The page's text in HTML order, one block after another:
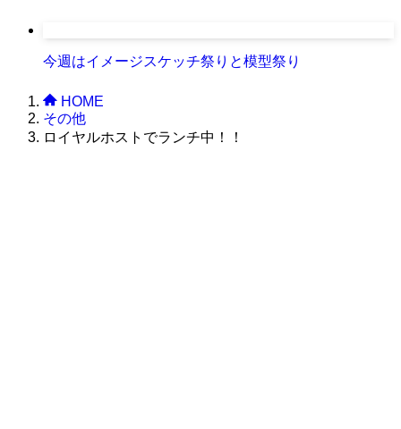
今週はイメージスケッチ祭りと模型祭り
HOME
その他
ロイヤルホストでランチ中！！